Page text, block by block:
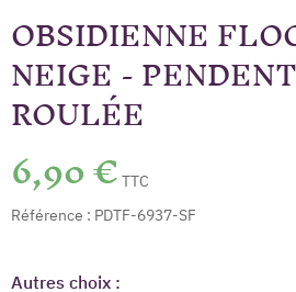
OBSIDIENNE
NEIGE -
ROULÉE
6,90 € TTC
Référence : PDTF-6937-SF
Autres choix :